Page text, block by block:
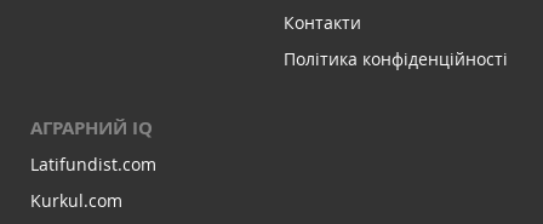
Контакти
Політика конфіденційності
АГРАРНИЙ IQ
Latifundist.com
Kurkul.com